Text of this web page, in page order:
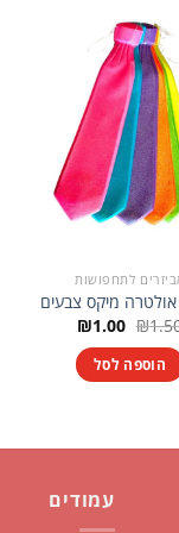
לתחפושות
אולטרה מיקס צבעים
₪ המחיר
היה:
₪1.50.
₪1.00 המחיר
הוא:
₪1.00. הוספה לסל
עמודים